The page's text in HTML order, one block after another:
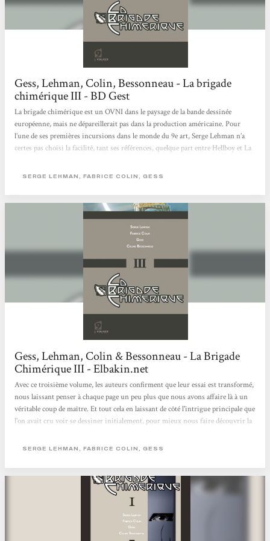
Gess, Lehman, Colin, Bessonneau - La brigade
chimérique III - BD Gest
La brigade chimérique est un OVNI dans le paysage de la bande dessinée
européenne, mais ne dépareillerait pas dans la production américaine. Pour
l’une de ses premières incursions dans le monde du 9e art, Serge Lehman n’a
certes pas choisi la facilité, tant ses références, quelque part entre Hellboy et La
effet, d’afficher des influences si typées sans tomber dans le plagiat ou la
avec La saison de la couloeuvre,...
SERGE LEHMAN, FABRICE COLIN, GESS
Gess, Lehman, Colin & Bessonneau - La Brigade
Chimérique III - Elbakin.net
Avec ce troisième volume, les auteurs confirment que leur essai est transformé,
nous laissant penser à chaque page un peu plus que nous avons affaire là à un
véritable coup de maître. Et tout cela en laissant de côté l'intrigue principale que
l'on avait cru voir se dessiner initialement, pour mieux nous faire découvrir la
n'ennuie pas une seule seconde pour autant en se concentrant sur la
l'épisode suivant nous projette à...
SERGE LEHMAN, FABRICE COLIN, GESS